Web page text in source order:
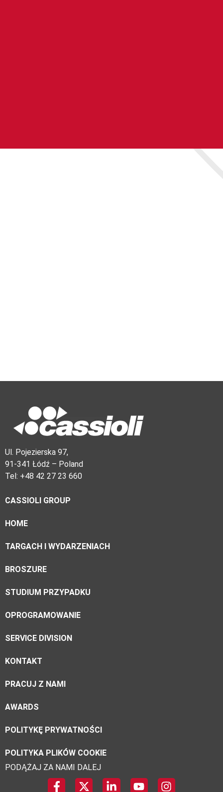
Ul. Pojezierska 97,
91-341 Łódź – Poland
Tel: +48 42 27 23 660
CASSIOLI GROUP
HOME
TARGACH I WYDARZENIACH
BROSZURE
STUDIUM PRZYPADKU
OPROGRAMOWANIE
SERVICE DIVISION
KONTAKT
PRACUJ Z NAMI
AWARDS
POLITYKĘ PRYWATNOŚCI
POLITYKA PLIKÓW COOKIE
PODĄŻAJ ZA NAMI DALEJ